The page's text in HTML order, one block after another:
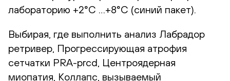
лабораторию +2°С …+8°С (синий пакет).
Выбирая, где выполнить анализ Лабрадор
ретривер, Прогрессирующая атрофия
сетчатки PRA-prcd, Центроядерная
миопатия, Коллапс, вызываемый